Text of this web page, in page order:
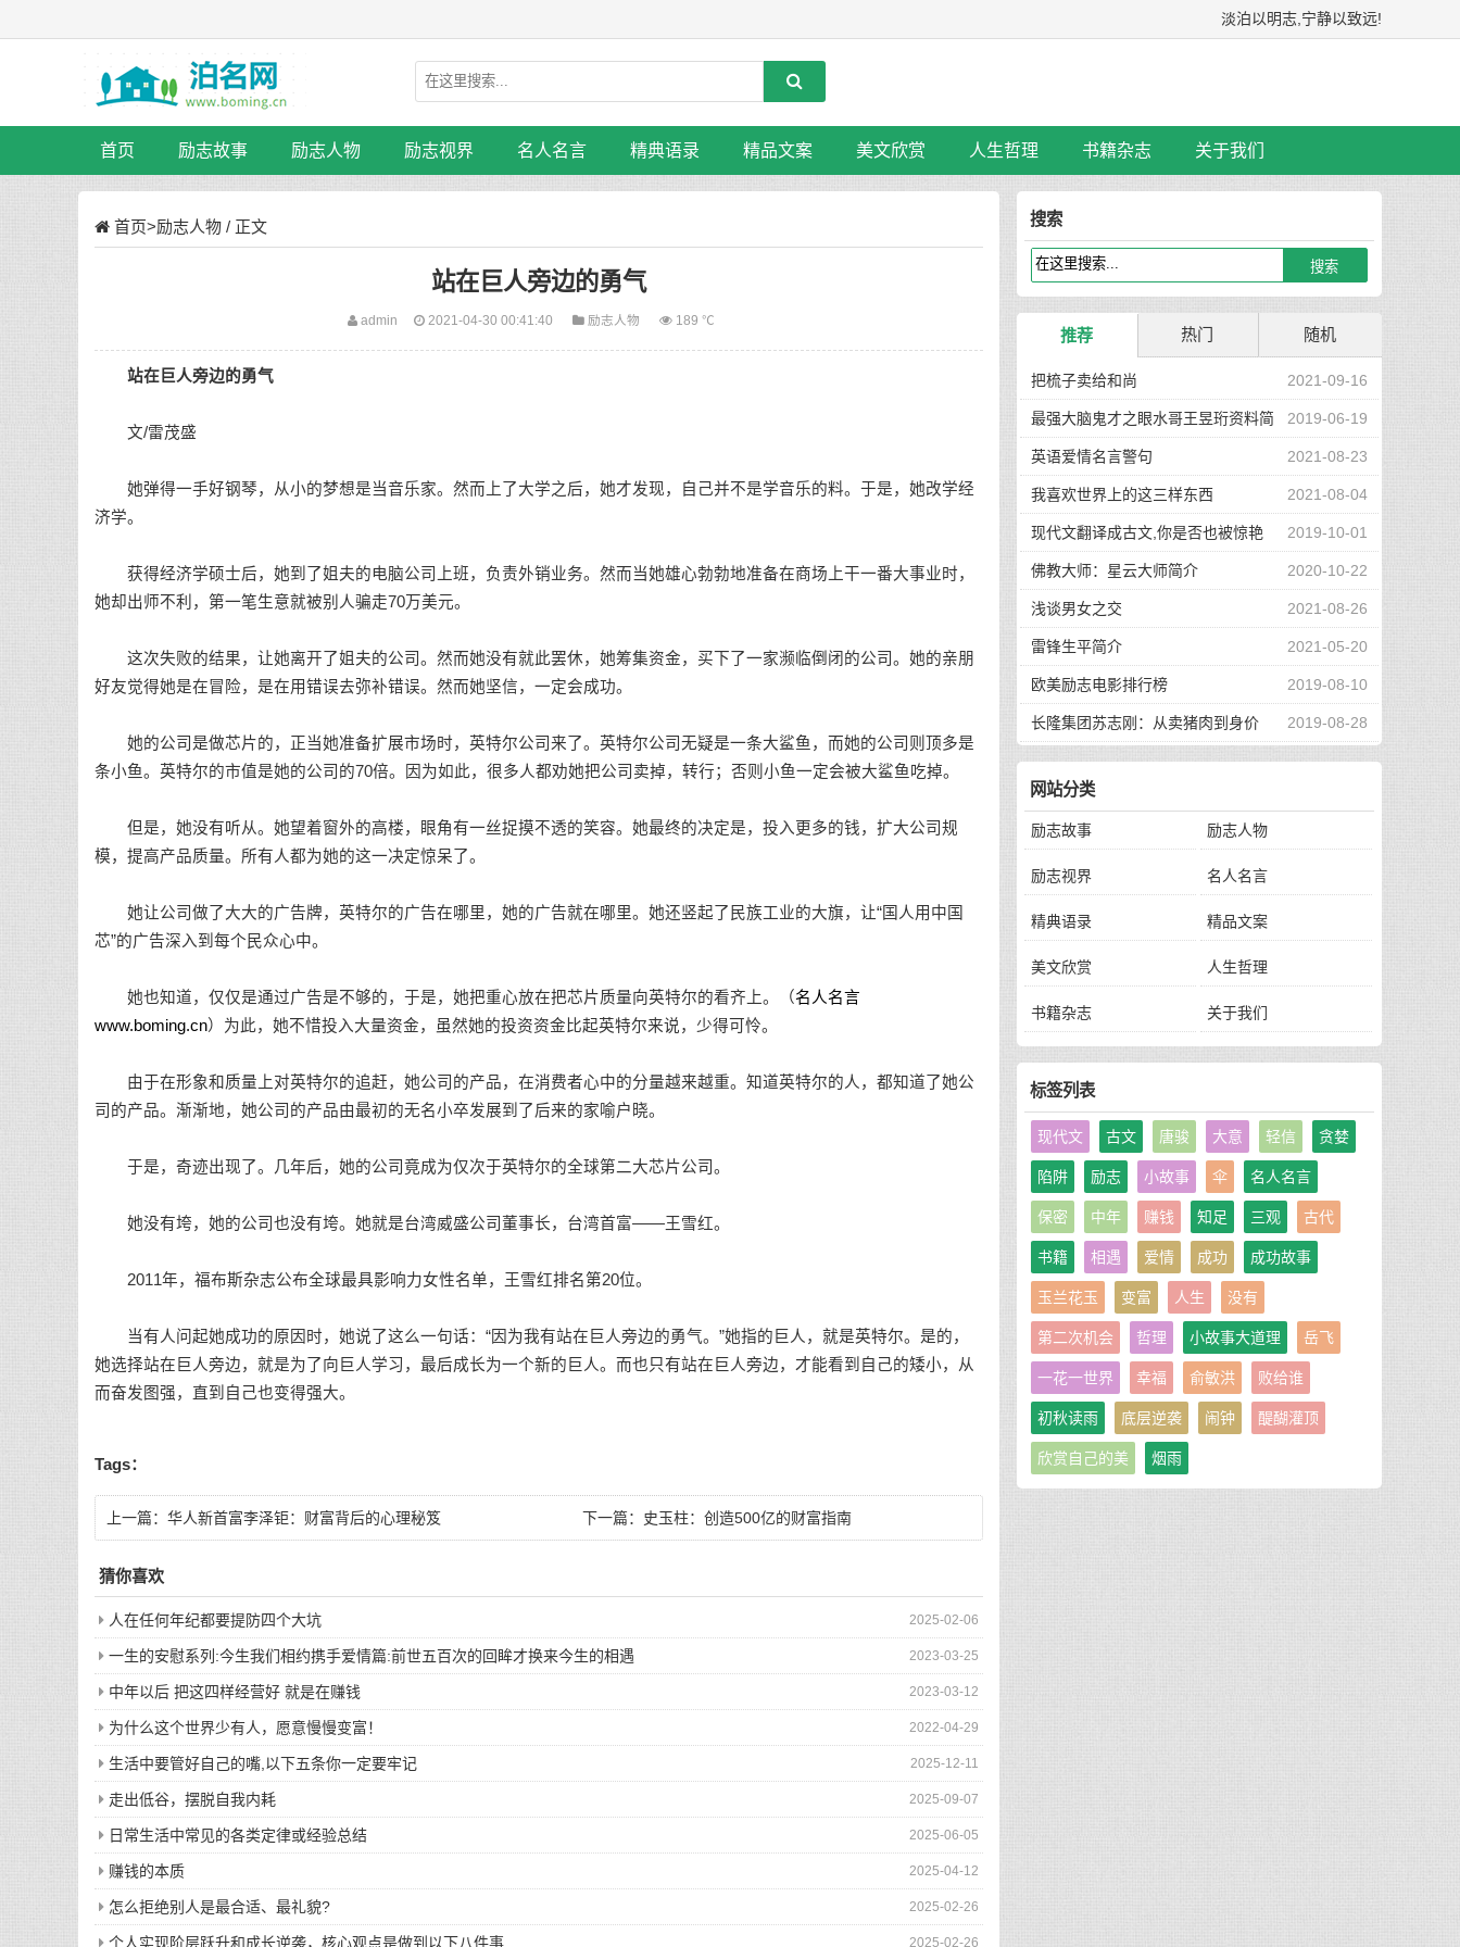
淡泊以明志,宁静以致远!
首页 励志故事 励志人物 励志视界 名人名言 精典语录 精品文案 美文欣赏 人生哲理 书籍杂志 关于我们
首页>励志人物 / 正文
站在巨人旁边的勇气
admin 2021-04-30 00:41:40 励志人物 189 ℃
站在巨人旁边的勇气
文/雷茂盛
她弹得一手好钢琴，从小的梦想是当音乐家。然而上了大学之后，她才发现，自己并不是学音乐的料。于是，她改学经
济学。
获得经济学硕士后，她到了姐夫的电脑公司上班，负责外销业务。然而当她雄心勃勃地准备在商场上干一番大事业时，
她却出师不利，第一笔生意就被别人骗走70万美元。
这次失败的结果，让她离开了姐夫的公司。然而她没有就此罢休，她筹集资金，买下了一家濒临倒闭的公司。她的亲朋
好友觉得她是在冒险，是在用错误去弥补错误。然而她坚信，一定会成功。
她的公司是做芯片的，正当她准备扩展市场时，英特尔公司来了。英特尔公司无疑是一条大鲨鱼，而她的公司则顶多是
条小鱼。英特尔的市值是她的公司的70倍。因为如此，很多人都劝她把公司卖掉，转行；否则小鱼一定会被大鲨鱼吃掉。
但是，她没有听从。她望着窗外的高楼，眼角有一丝捉摸不透的笑容。她最终的决定是，投入更多的钱，扩大公司规
模，提高产品质量。所有人都为她的这一决定惊呆了。
她让公司做了大大的广告牌，英特尔的广告在哪里，她的广告就在哪里。她还竖起了民族工业的大旗，让“国人用中国
芯”的广告深入到每个民众心中。
她也知道，仅仅是通过广告是不够的，于是，她把重心放在把芯片质量向英特尔的看齐上。（名人名言
www.boming.cn）为此，她不惜投入大量资金，虽然她的投资资金比起英特尔来说，少得可怜。
由于在形象和质量上对英特尔的追赶，她公司的产品，在消费者心中的分量越来越重。知道英特尔的人，都知道了她公
司的产品。渐渐地，她公司的产品由最初的无名小卒发展到了后来的家喻户晓。
于是，奇迹出现了。几年后，她的公司竟成为仅次于英特尔的全球第二大芯片公司。
她没有垮，她的公司也没有垮。她就是台湾威盛公司董事长，台湾首富——王雪红。
2011年，福布斯杂志公布全球最具影响力女性名单，王雪红排名第20位。
当有人问起她成功的原因时，她说了这么一句话：“因为我有站在巨人旁边的勇气。”她指的巨人，就是英特尔。是的，
她选择站在巨人旁边，就是为了向巨人学习，最后成长为一个新的巨人。而也只有站在巨人旁边，才能看到自己的矮小，从
而奋发图强，直到自己也变得强大。
Tags：
上一篇： 华人新首富李泽钜：财富背后的心理秘笈 下一篇： 史玉柱：创造500亿的财富指南
猜你喜欢
2025-02-06
人在任何年纪都要提防四个大坑
2023-03-25
一生的安慰系列:今生我们相约携手爱情篇:前世五百次的回眸才换来今生的相遇
2023-03-12
中年以后 把这四样经营好 就是在赚钱
2022-04-29
为什么这个世界少有人，愿意慢慢变富！
2025-12-11
生活中要管好自己的嘴,以下五条你一定要牢记
2025-09-07
走出低谷，摆脱自我内耗
2025-06-05
日常生活中常见的各类定律或经验总结
2025-04-12
赚钱的本质
2025-02-26
怎么拒绝别人是最合适、最礼貌?
2025-02-26
个人实现阶层跃升和成长逆袭，核心观点是做到以下八件事
搜索
推荐 热门 随机
2021-09-16
把梳子卖给和尚
2019-06-19
最强大脑鬼才之眼水哥王昱珩资料简
介 2021-08-23
英语爱情名言警句
2021-08-04
我喜欢世界上的这三样东西
2019-10-01
现代文翻译成古文,你是否也被惊艳
到了 2020-10-22
佛教大师：星云大师简介
2021-08-26
浅谈男女之交
2021-05-20
雷锋生平简介
2019-08-10
欧美励志电影排行榜
2019-08-28
长隆集团苏志刚：从卖猪肉到身价
130亿，他的秘诀是？
网站分类
励志故事 励志人物
励志视界 名人名言
精典语录 精品文案
美文欣赏 人生哲理
书籍杂志 关于我们
标签列表
现代文 古文 唐骏 大意 轻信 贪婪
陷阱 励志 小故事 伞 名人名言
保密 中年 赚钱 知足 三观 古代
书籍 相遇 爱情 成功 成功故事
玉兰花玉 变富 人生 没有
第二次机会 哲理 小故事大道理 岳飞
一花一世界 幸福 俞敏洪 败给谁
初秋读雨 底层逆袭 闹钟 醍醐灌顶
欣赏自己的美 烟雨